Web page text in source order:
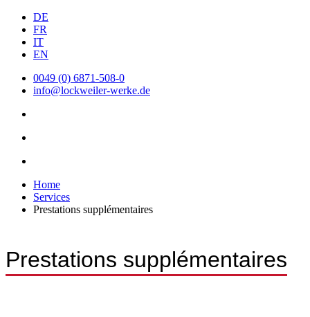
DE
FR
IT
EN
0049 (0) 6871-508-0
info@lockweiler-werke.de
Home
Services
Prestations supplémentaires
Prestations supplémentaires